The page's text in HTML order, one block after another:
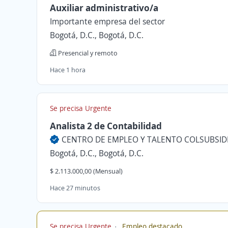
Auxiliar administrativo/a
Importante empresa del sector
Bogotá, D.C., Bogotá, D.C.
Presencial y remoto
Hace 1 hora
Se precisa Urgente
Analista 2 de Contabilidad
CENTRO DE EMPLEO Y TALENTO
Bogotá, D.C., Bogotá, D.C.
$ 2.113.000,00 (Mensual)
Hace 27 minutos